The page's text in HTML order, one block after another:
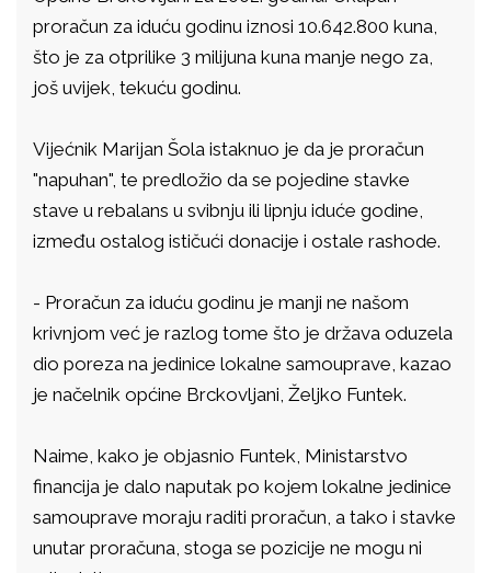
proračun za iduću godinu iznosi 10.642.800 kuna,
što je za otprilike 3 milijuna kuna manje nego za,
još uvijek, tekuću godinu.
Vijećnik Marijan Šola istaknuo je da je proračun
"napuhan", te predložio da se pojedine stavke
stave u rebalans u svibnju ili lipnju iduće godine,
između ostalog ističući donacije i ostale rashode.
- Proračun za iduću godinu je manji ne našom
krivnjom već je razlog tome što je država oduzela
dio poreza na jedinice lokalne samouprave, kazao
je načelnik općine Brckovljani, Željko Funtek.
Naime, kako je objasnio Funtek, Ministarstvo
financija je dalo naputak po kojem lokalne jedinice
samouprave moraju raditi proračun, a tako i stavke
unutar proračuna, stoga se pozicije ne mogu ni